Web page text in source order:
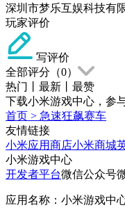
深圳市梦乐互娱科技有
玩家评价
写评价
全部评分（0）
热门
最新
最赞
下载小米游戏中心，参
首页 > 急速狂飙赛车
友情链接
小米应用商店小米商城
小米游戏中心
开发者平台微信公众号
应用名称：小米游戏中